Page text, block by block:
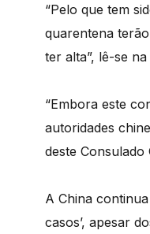
“Pelo que tem
quarentena
ter alta”, lê-se
“Embora este
autoridades
deste Consulado
A China
casos’, apesar